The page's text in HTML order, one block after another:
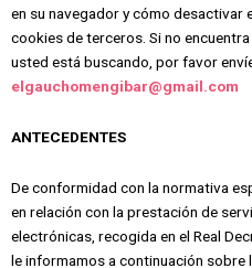
en su navegador y cómo desactivar
cookies de terceros. Si no
usted está buscando, por favor
elgauchomengibar@gmail.com
ANTECEDENTES
De conformidad con la normativa
en relación con la prestación de
electrónicas, recogida en el Real
le informamos a continuación sobre